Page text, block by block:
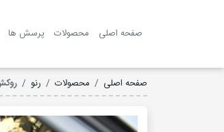
صفحه اصلی محصولات پرسش ها
صفحه اصلی محصولات رنو